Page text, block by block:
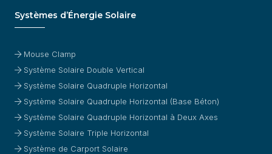
Systèmes d’Énergie Solaire
Mouse Clamp
Système Solaire Double Vertical
Système Solaire Quadruple Horizontal
Système Solaire Quadruple Horizontal (Base Béton)
Système Solaire Quadruple Horizontal à Deux Axes
Système Solaire Triple Horizontal
Système de Carport Solaire